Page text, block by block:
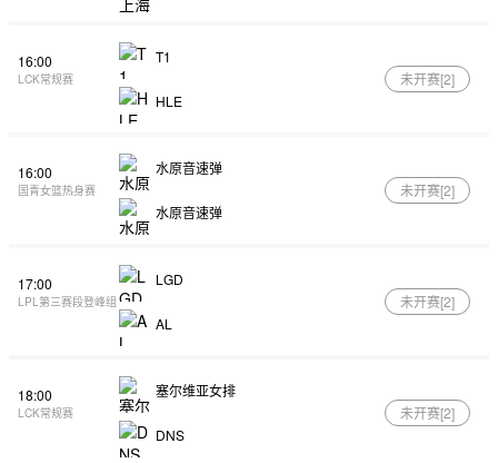
16:00
LCK常规赛
T1
HLE
未开赛[2]
16:00
国青女篮热身赛
水原音速弹
水原音速弹
未开赛[2]
17:00
LPL第三赛段登峰组
LGD
AL
未开赛[2]
18:00
LCK常规赛
塞尔维亚女排
DNS
未开赛[2]